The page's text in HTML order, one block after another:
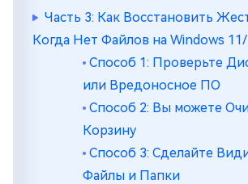
Часть 3: Как Восстановить
Когда Нет Файлов на Windows
Способ 1: Проверьте
или Вредоносное ПО
Способ 2: Вы можете
Корзину
Способ 3: Сделайте
Файлы и Папки